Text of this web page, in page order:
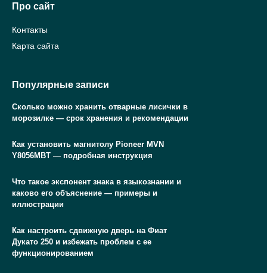
Про сайт
Контакты
Карта сайта
Популярные записи
Сколько можно хранить отварные лисички в
морозилке — срок хранения и рекомендации
Как установить магнитолу Pioneer MVN
Y8056MBT — подробная инструкция
Что такое экспонент знака в языкознании и
каково его объяснение — примеры и
иллюстрации
Как настроить сдвижную дверь на Фиат
Дукато 250 и избежать проблем с ее
функционированием